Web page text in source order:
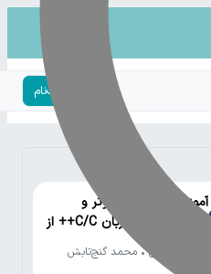
ورود | ثبت‌نام
آموزش رایگان کامپیوتر و
برنامه‌نویسی به زبان C/C++ از
مقدماتی تا پیشرفته
دانشگاه تهران • محمد گنج‌تابش